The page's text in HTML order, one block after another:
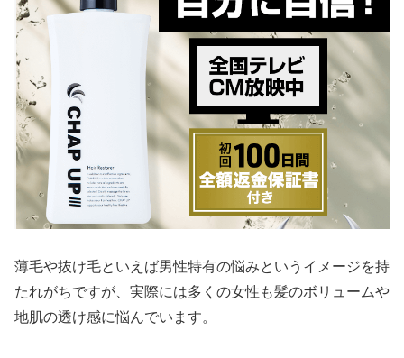
薄毛や抜け毛といえば男性特有の悩みというイメージを持
たれがちですが、実際には多くの女性も髪のボリュームや
地肌の透け感に悩んでいます。